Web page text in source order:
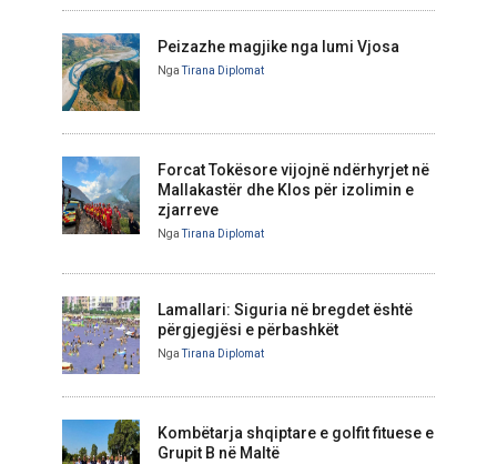
Peizazhe magjike nga lumi Vjosa
Nga Tirana Diplomat
Forcat Tokësore vijojnë ndërhyrjet në
Mallakastër dhe Klos për izolimin e
zjarreve
Nga Tirana Diplomat
Lamallari: Siguria në bregdet është
përgjegjësi e përbashkët
Nga Tirana Diplomat
Kombëtarja shqiptare e golfit fituese e
Grupit B në Maltë